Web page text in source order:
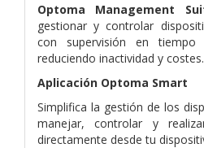
Optoma Management
gestionar y controlar
con supervisión en tiempo
reduciendo inactividad y costes.
Aplicación Optoma Smart
Simplifica la gestión de los
manejar, controlar y
directamente desde tu